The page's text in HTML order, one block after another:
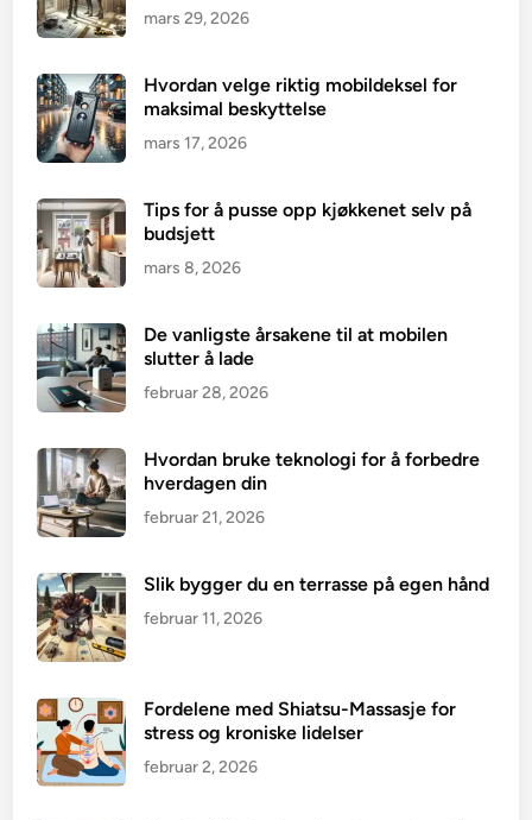
mars 29, 2026
Hvordan velge riktig mobildeksel for
maksimal beskyttelse
mars 17, 2026
Tips for å pusse opp kjøkkenet selv på
budsjett
mars 8, 2026
De vanligste årsakene til at mobilen
slutter å lade
februar 28, 2026
Hvordan bruke teknologi for å forbedre
hverdagen din
februar 21, 2026
Slik bygger du en terrasse på egen hånd
februar 11, 2026
Fordelene med Shiatsu-Massasje for
stress og kroniske lidelser
februar 2, 2026